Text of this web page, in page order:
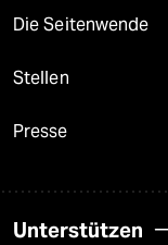
Die Seitenwende
Stellen
Presse
Unterstützen